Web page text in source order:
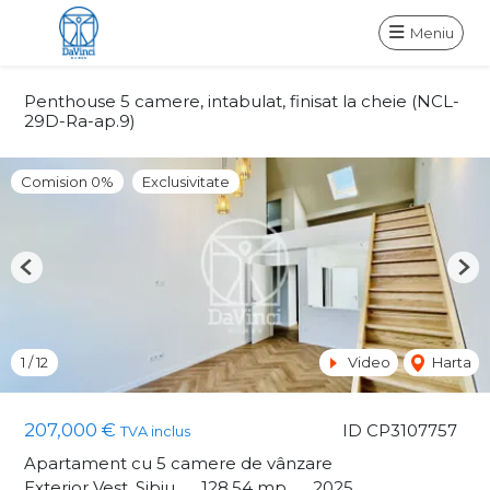
Meniu
Penthouse 5 camere, intabulat, finisat la cheie (NCL-
29D-Ra-ap.9)
ID CP3107757
207,000 € TVA inclus
Apartament cu 5 camere de vânzare
Comision 0% Exclusivitate
1 /12 Video Harta
Previous